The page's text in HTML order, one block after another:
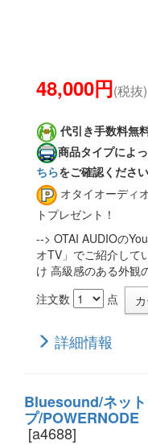
48,000円(税抜
代引き手数料無
商品タイプによ
ちらをご確認ください
オタイオーディ
トプレゼント！
--> OTAI AUDIOの
オTV」でご紹介して
け 高級感のある外観
注文数
点
詳細情報
Bluesound/ネッ
プ/POWERNODE
[a4688]